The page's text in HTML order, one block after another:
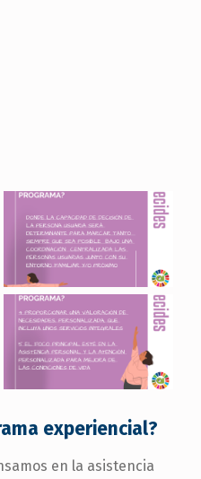
experiencial?
en la asistencia